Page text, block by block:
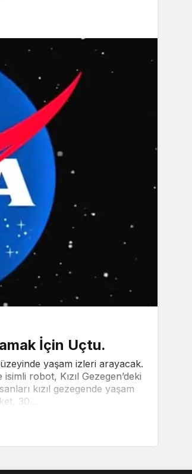
İçin Uçtu.
yaşam izleri arayacak.
robot, Kızıl Gezegen’deki
kızıl gezegende yaşam
30...